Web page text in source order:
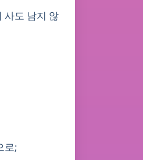
사도 남지 않
로;